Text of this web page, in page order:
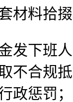
材料拾掇
下班
不合规
政惩罚